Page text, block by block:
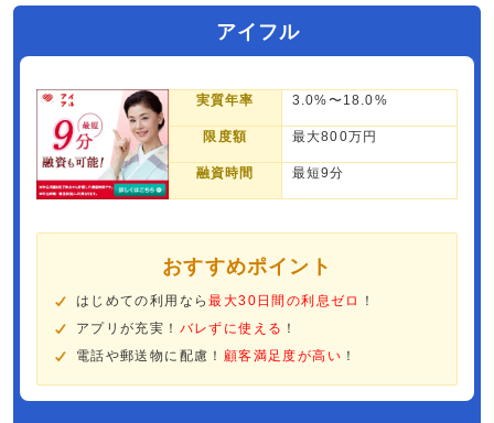
アイフル
実質年率 3.0%〜18.0%
限度額 最大800万円
融資時間 最短9分
おすすめポイント
はじめての利用なら最大30日間の利息ゼロ
！
アプリが充実！ バレずに使える ！
電話や郵送物に配慮！ 顧客満足度が高い ！